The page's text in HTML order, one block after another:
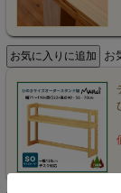
お